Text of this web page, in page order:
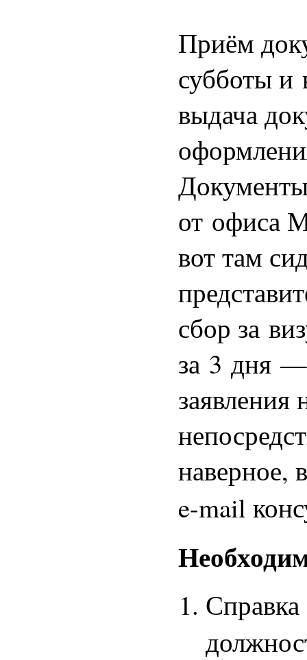
Приём
субботы и
выдача
от офиса
вот там
сбор за
за 3 дня
наверное,
e-mail